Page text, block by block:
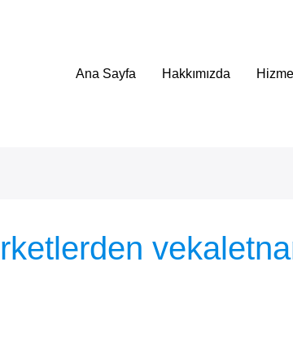
Ana Sayfa Hakkımızda